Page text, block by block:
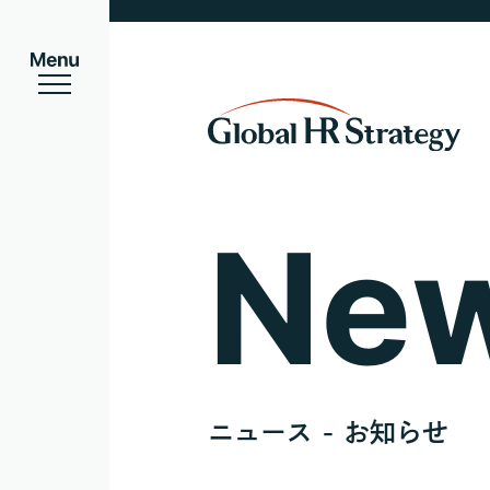
ニュース - お知らせ